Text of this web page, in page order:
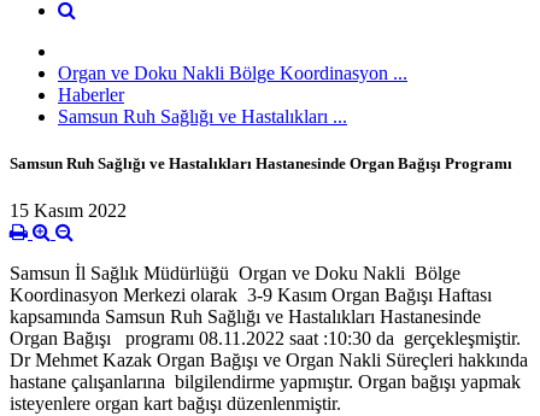
Organ ve Doku Nakli Bölge Koordinasyon ...
Haberler
Samsun Ruh Sağlığı ve Hastalıkları ...
Samsun Ruh Sağlığı ve Hastalıkları Hastanesinde Organ Bağışı Programı
15 Kasım 2022
Samsun İl Sağlık Müdürlüğü Organ ve Doku Nakli Bölge
Koordinasyon Merkezi olarak 3-9 Kasım Organ Bağışı Haftası
kapsamında Samsun Ruh Sağlığı ve Hastalıkları Hastanesinde
Organ Bağışı programı 08.11.2022 saat :10:30 da gerçekleşmiştir.
Dr Mehmet Kazak Organ Bağışı ve Organ Nakli Süreçleri hakkında
hastane çalışanlarına bilgilendirme yapmıştır. Organ bağışı yapmak
isteyenlere organ kart bağışı düzenlenmiştir.